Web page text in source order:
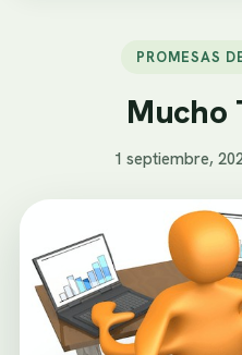
PROMESAS
Mucho
1 septiembre,